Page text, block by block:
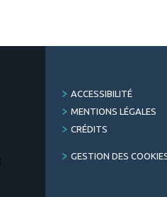
FOOTER
ACCESSIBILITÉ
MENTIONS LÉGALES
CRÉDITS
GESTION DES